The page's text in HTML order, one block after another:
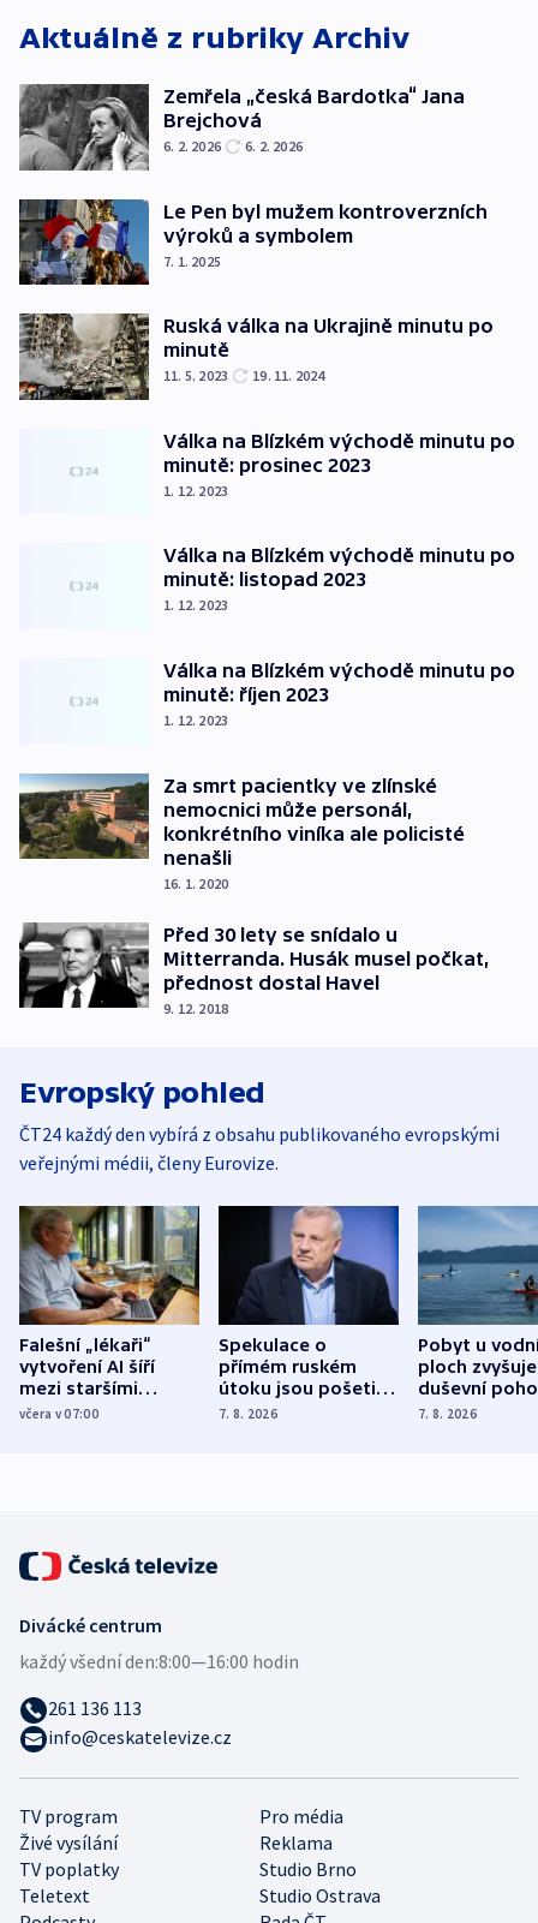
Aktuálně z rubriky Archiv
Zemřela „česká Bardotka“ Jana
Brejchová
6. 2. 2026 6. 2. 2026
Le Pen byl mužem kontroverzních
výroků a symbolem
7. 1. 2025
Ruská válka na Ukrajině minutu po
minutě
11. 5. 2023 19. 11. 2024
Válka na Blízkém východě minutu po
minutě: prosinec 2023
1. 12. 2023
Válka na Blízkém východě minutu po
minutě: listopad 2023
1. 12. 2023
Válka na Blízkém východě minutu po
minutě: říjen 2023
1. 12. 2023
Za smrt pacientky ve zlínské
nemocnici může personál,
konkrétního viníka ale policisté
nenašli
16. 1. 2020
Před 30 lety se snídalo u
Mitterranda. Husák musel počkat,
přednost dostal Havel
9. 12. 2018
Evropský pohled
ČT24 každý den vybírá z obsahu publikovaného evropskými
veřejnými médii, členy Eurovize.
Falešní „lékaři“
vytvoření AI šíří
mezi staršími
Poláky nebezpečné
včera v 07:00
Spekulace o
přímém ruském
útoku jsou pošetilé,
míní estonský
7. 8. 2026
Pobyt u
ploch zvyšuje
duševní
ukázala
7. 8. 2026
TV program
Pro média
Živé vysílání
Reklama
TV poplatky
Studio Brno
Teletext
Studio Ostrava
Divácké centrum
každý všední den:8:00—16:00 hodin
261 136 113
info@ceskatelevize.cz